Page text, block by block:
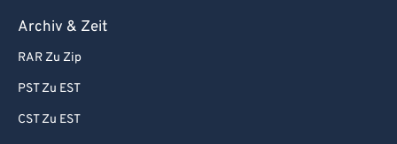
Archiv & Zeit
RAR Zu Zip
PST Zu EST
CST Zu EST